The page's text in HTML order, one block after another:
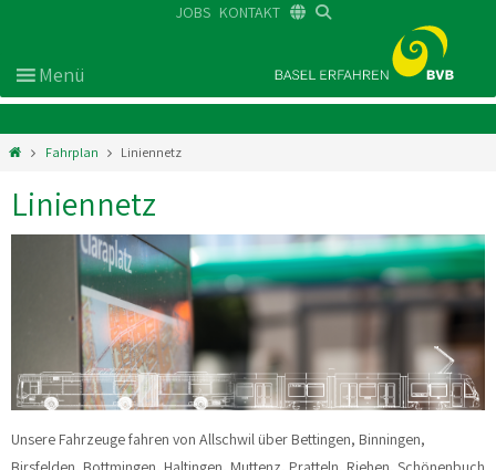
JOBS KONTAKT
Fahrplan Liniennetz
Liniennetz
Unsere Fahrzeuge fahren von Allschwil über Bettingen, Binningen,